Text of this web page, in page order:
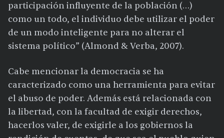
participación influyente de la población (…)
como un todo, el individuo debe utilizar el poder
de un modo inteligente para no alterar el
sistema político” (Almond & Verba, 2007).
Cabe mencionar la democracia se ha
caracterizado como una herramienta para evitar
el abuso de poder. Además está relacionada con
la libertad, con la facultad de exigir derechos,
hacerlos valer, de exigirle a los gobiernos la